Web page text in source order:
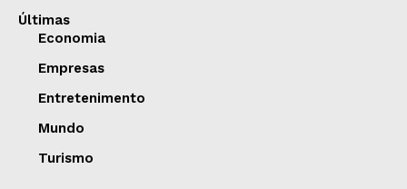
Últimas
Economia
Empresas
Entretenimento
Mundo
Turismo